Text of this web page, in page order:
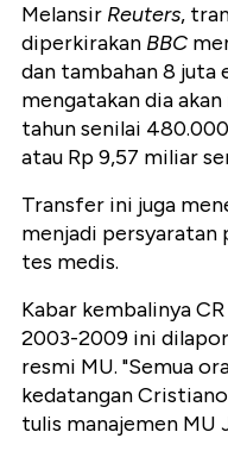
Melansir Reuters,
diperkirakan BBC
dan tambahan 8 juta
mengatakan dia
tahun senilai
atau Rp 9,57 miliar
Transfer ini juga
menjadi persyaratan
tes medis.
Kabar kembalinya
2003-2009 ini
resmi MU. "Semua
kedatangan
tulis manajemen